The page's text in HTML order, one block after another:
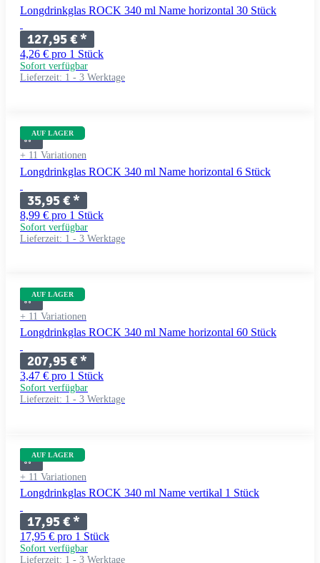
Longdrinkglas ROCK 340 ml Name horizontal 30 Stück
127,95 €*
4,26 € pro 1 Stück
Sofort verfügbar
Lieferzeit: 1 - 3 Werktage
AUF LAGER
+ 11 Variationen
Longdrinkglas ROCK 340 ml Name horizontal 6 Stück
35,95 €*
8,99 € pro 1 Stück
Sofort verfügbar
Lieferzeit: 1 - 3 Werktage
AUF LAGER
+ 11 Variationen
Longdrinkglas ROCK 340 ml Name horizontal 60 Stück
207,95 €*
3,47 € pro 1 Stück
Sofort verfügbar
Lieferzeit: 1 - 3 Werktage
AUF LAGER
+ 11 Variationen
Longdrinkglas ROCK 340 ml Name vertikal 1 Stück
17,95 €*
17,95 € pro 1 Stück
Sofort verfügbar
Lieferzeit: 1 - 3 Werktage